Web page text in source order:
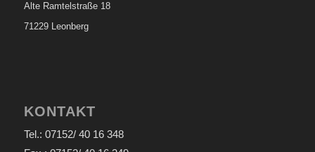
Alte Ramtelstraße 18
71229 Leonberg
KONTAKT
Tel.: 07152/ 40 16 348